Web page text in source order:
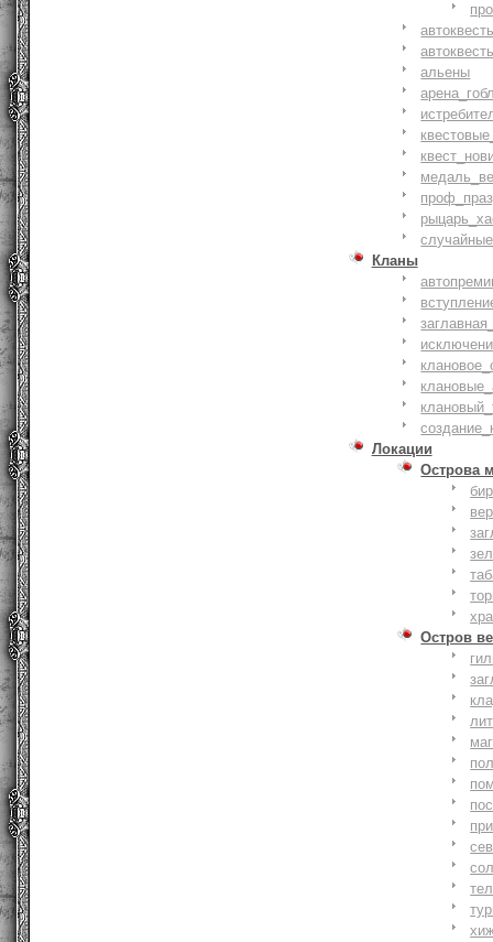
альены
Кланы
Локации
Острова
Остров